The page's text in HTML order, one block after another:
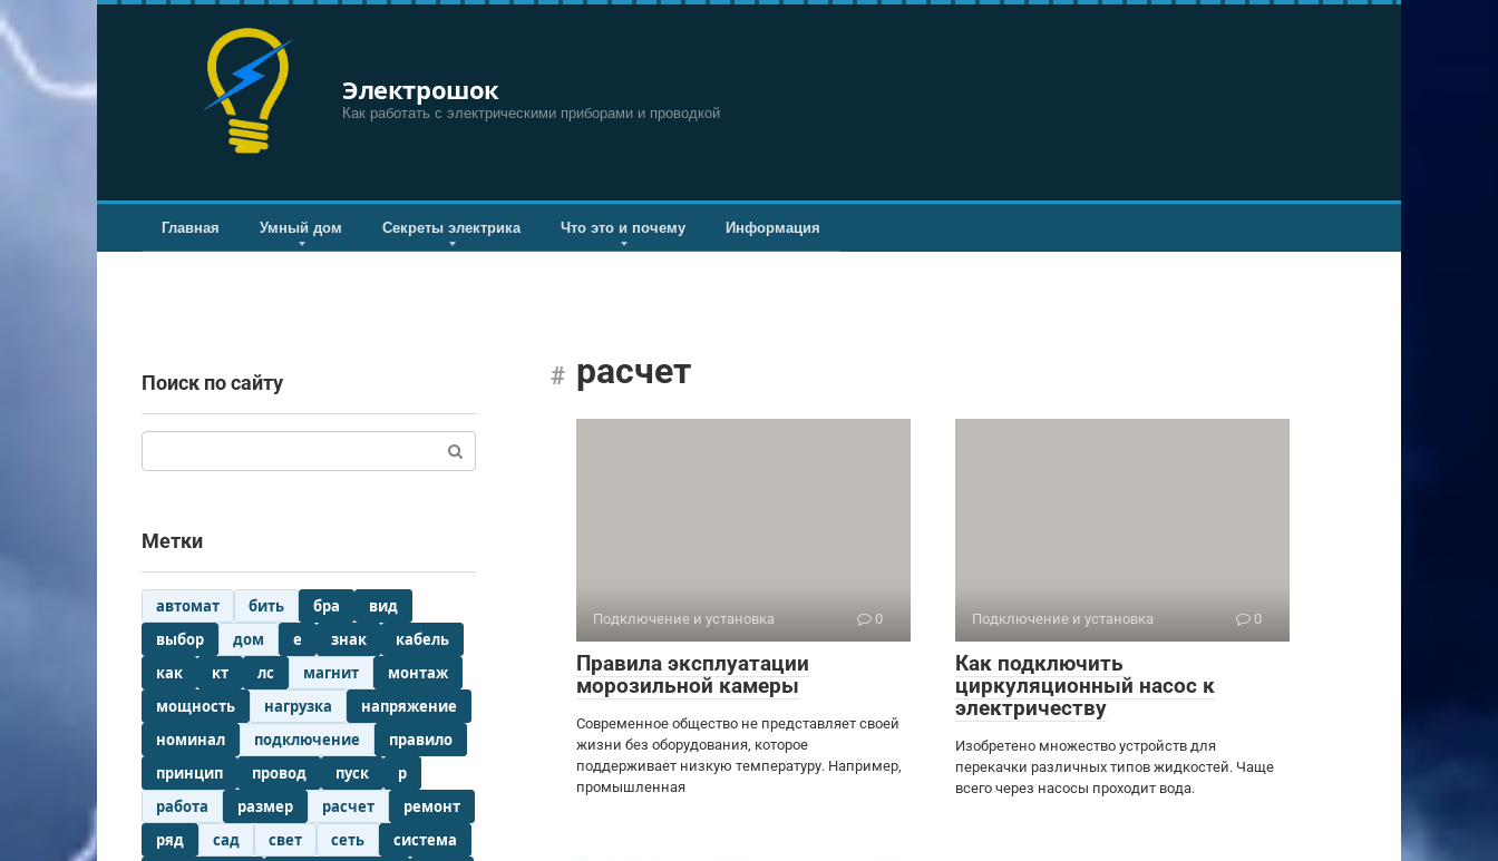
Перейти
к
контенту
Электрошок
Как работать с электрическими приборами и проводкой
Главная Умный дом Секреты электрика Что это и почему Информация
расчет
Подключение и установка 0
Правила эксплуатации
морозильной камеры
Современное общество не представляет своей
жизни без оборудования, которое
поддерживает низкую температуру. Например,
промышленная
Подключение и установка 0
Как подключить
циркуляционный насос к
электричеству
Изобретено множество устройств для
перекачки различных типов жидкостей. Чаще
всего через насосы проходит вода.
Поиск по сайту
Метки
автомат бить бра
вид
выбор
дом е знак
кабель
как
кт лс магнит
монтаж
мощность
нагрузка
напряжение
номинал
подключение
правило
принцип
провод пуск
р
работа
размер расчет
ремонт
ряд
сад свет сеть
система